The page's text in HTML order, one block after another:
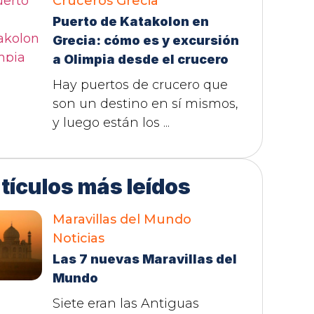
Puerto de Katakolon en
Grecia: cómo es y excursión
a Olimpia desde el crucero
Hay puertos de crucero que
son un destino en sí mismos,
y luego están los ...
más leídos
Maravillas del Mundo
Noticias
Las 7 nuevas Maravillas del
Mundo
Siete eran las Antiguas